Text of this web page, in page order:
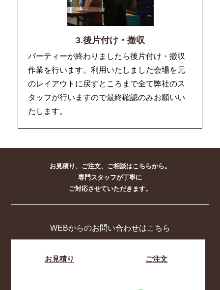
3.後片付け・撤収
パーティーが終わりましたら後片付け・撤収
作業を行います。利用いたしました会場を元
のレイアウトに戻すところまで全て弊社のス
タッフが行いますので最終確認のみお願いい
たします。
お見積り、ご注文、ご相談はこちらから。
専門スタッフが丁寧に
ご対応させていただきます。
WEBからのお問い合わせはこちら
お見積り ご注文